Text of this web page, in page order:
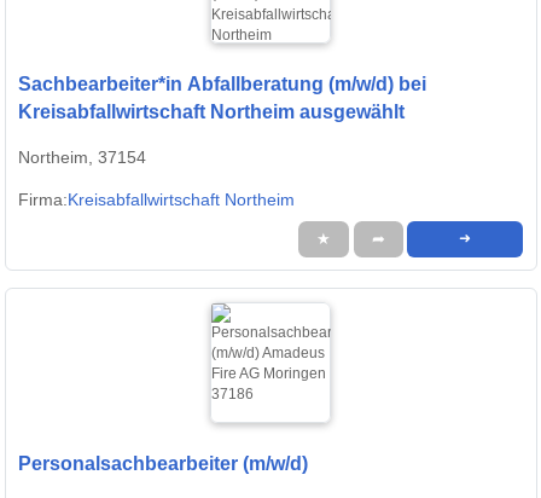
Sachbearbeiter*in Abfallberatung (m/w/d) bei
Kreisabfallwirtschaft Northeim ausgewählt
Northeim, 37154
Firma:Kreisabfallwirtschaft Northeim
★ ➦ ➜
Personalsachbearbeiter (m/w/d)